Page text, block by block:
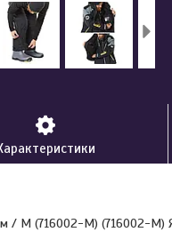
M (716002-M) (716002-M)